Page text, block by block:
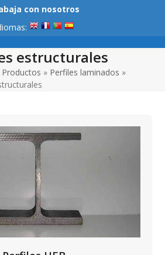
con nosotros
estructurales
Productos » Perfiles laminados »